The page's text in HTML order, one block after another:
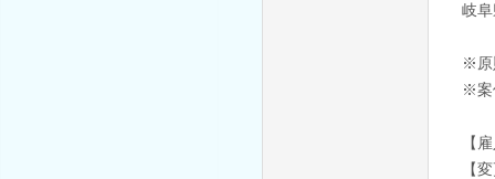
岐
※原
※案
【
【